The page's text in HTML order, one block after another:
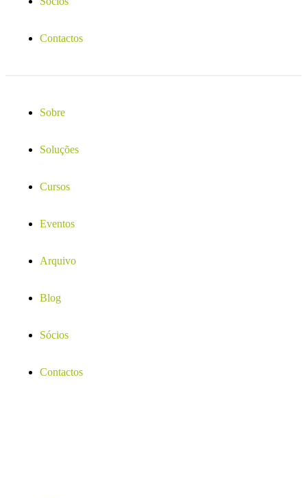
Contactos
Sobre
Soluções
Cursos
Eventos
Arquivo
Blog
Sócios
Contactos